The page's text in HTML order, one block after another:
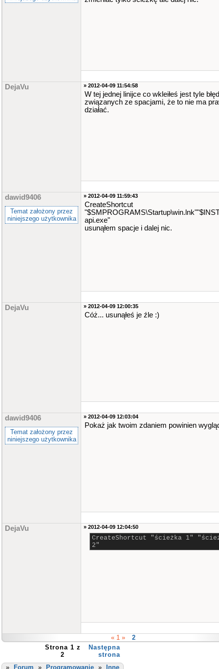
DejaVu » 2012-04-09 11:54:58
W tej jednej linijce co wkleiłeś jest tyle
związanych ze spacjami, że to nie ma
działać.
dawid9406
Temat założony przez
niniejszego użytkownika
» 2012-04-09 11:59:43
CreateShortcut
api.exe"
usunąłem spacje i dalej nic.
DejaVu » 2012-04-09 12:00:35
Cóż... usunąłeś je źle :)
dawid9406
Temat założony przez
niniejszego użytkownika
» 2012-04-09 12:03:04
Pokaż jak twoim zdaniem powinien
DejaVu » 2012-04-09 12:04:50
CreateShortcut "ścieżka 1"
2"
« 1 »
2
Strona 1 z
2
Następna
strona
»
Forum » Programowanie » Inne